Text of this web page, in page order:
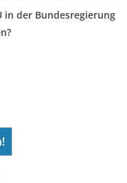
in der Bundesregierung